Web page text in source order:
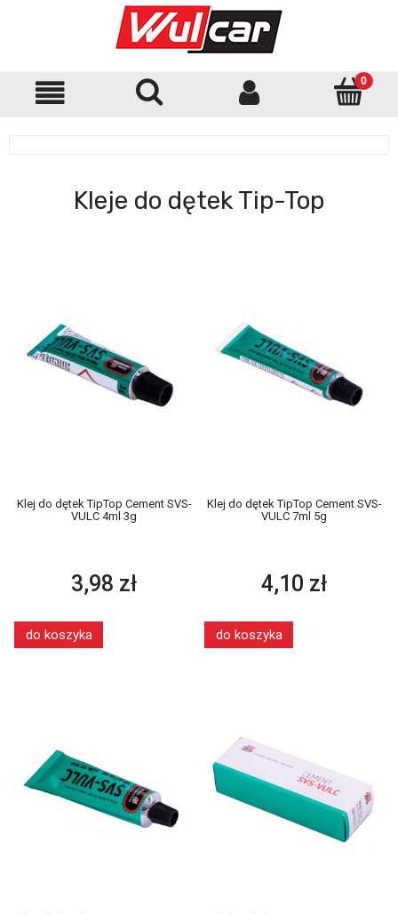
Kleje do dętek Tip-Top
Klej do dętek TipTop Cement SVS-
VULC 4ml 3g
3,98 zł
do koszyka
Klej do dętek TipTop Cement SVS-
VULC 7ml 5g
4,10 zł
do koszyka